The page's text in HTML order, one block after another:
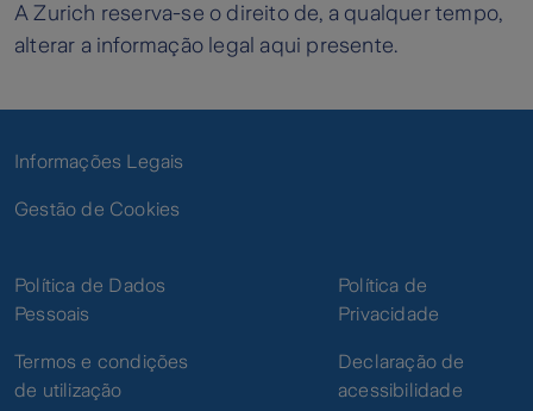
A Zurich reserva-se o direito de, a qualquer tempo,
alterar a informação legal aqui presente.
Informações Legais
Gestão de Cookies
Política de Dados
Pessoais
Termos e condições
de utilização
Política de
Privacidade
Declaração de
acessibilidade